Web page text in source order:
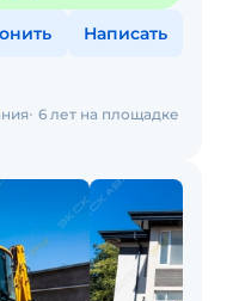
Написать
6 лет на площадке